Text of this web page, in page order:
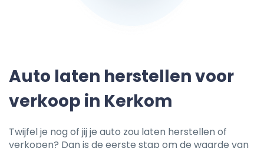
Auto laten herstellen voor
verkoop in Kerkom
Twijfel je nog of jij je auto zou laten herstellen of
verkopen? Dan is de eerste stap om de waarde van